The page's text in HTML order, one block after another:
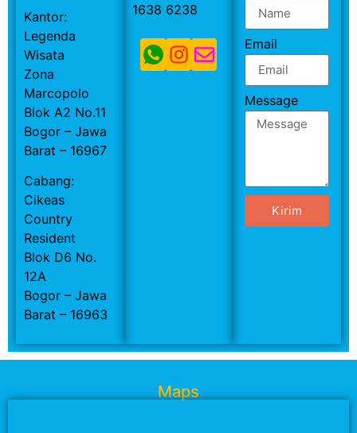
Kantor:
Legenda
Wisata
Zona
Marcopolo
Blok A2 No.11
Bogor – Jawa
Barat – 16967
Cabang:
Cikeas
Country
Resident
Blok D6 No.
12A
Bogor – Jawa
Barat – 16963
1638 6238
Email
Message
Kirim
Maps